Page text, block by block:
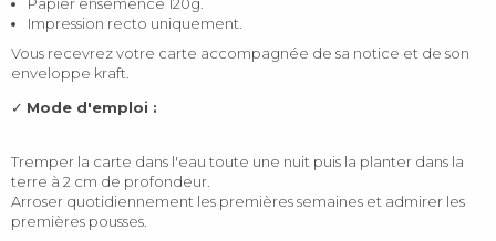
Impression recto uniquement.
Vous recevrez votre carte accompagnée de sa notice et de son
enveloppe kraft.
✓ Mode d'emploi :
Tremper la carte dans l'eau toute une nuit puis la planter dans la
terre à 2 cm de profondeur.
Arroser quotidiennement les premières semaines et admirer les
premières pousses.